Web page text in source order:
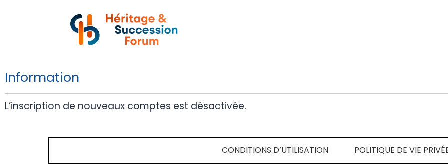
Information
L’inscription de nouveaux comptes est désactivée.
CONDITIONS D’UTILISATION POLITIQUE DE VIE